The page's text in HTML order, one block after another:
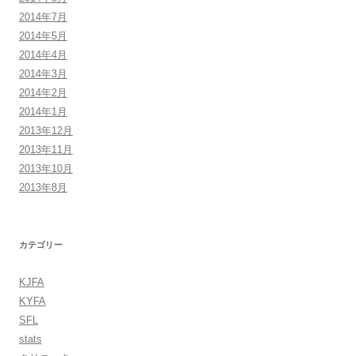
2014年7月
2014年5月
2014年4月
2014年3月
2014年2月
2014年1月
2013年12月
2013年11月
2013年10月
2013年8月
カテゴリー
KJFA
KYFA
SFL
stats